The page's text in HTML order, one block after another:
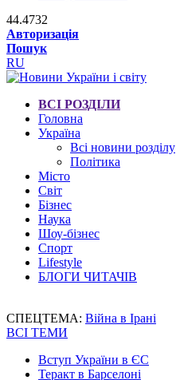
44.4732
Авторизація
Пошук
RU
ВСІ РОЗДІЛИ
Головна
Україна
Всі новини розділу
Політика
Місто
Світ
Бізнес
Наука
Шоу-бізнес
Спорт
Lifestyle
БЛОГИ ЧИТАЧІВ
СПЕЦТЕМА: Війна в Ірані
ВСІ ТЕМИ
Вступ України в ЄС
Теракт в Барселоні